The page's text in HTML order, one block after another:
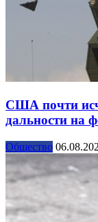
США почти
дальности на
Общество